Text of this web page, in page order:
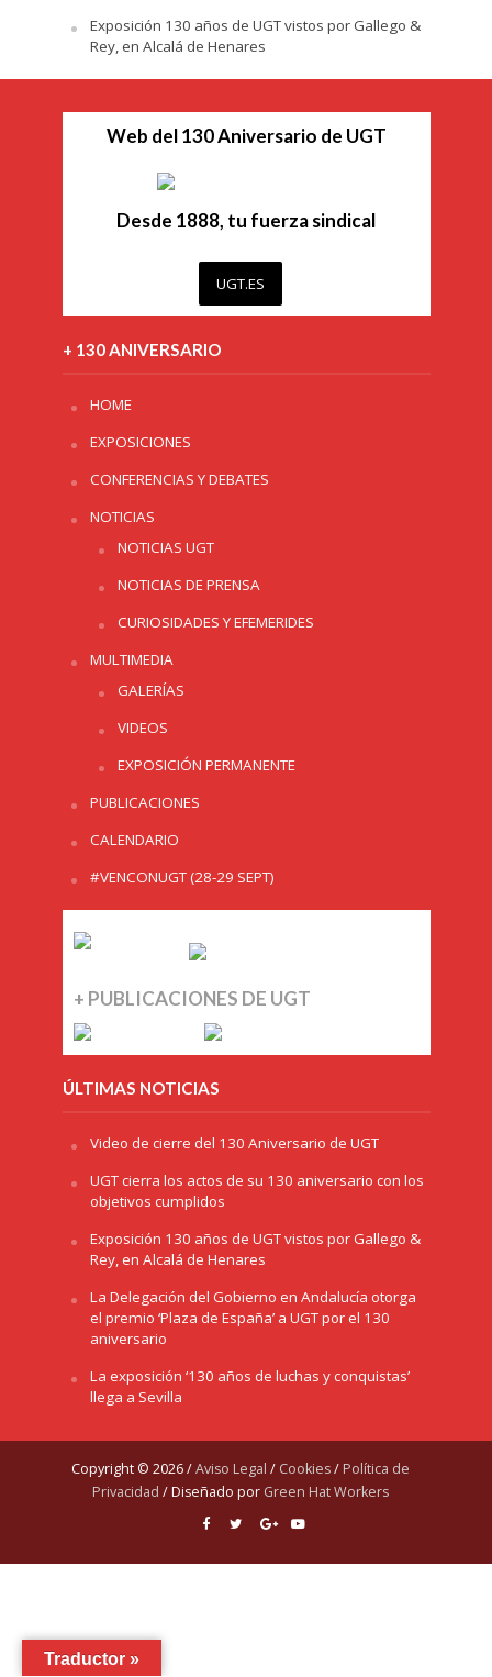
Exposición 130 años de UGT vistos por Gallego &
Rey, en Alcalá de Henares
Web del 130 Aniversario de UGT
Desde 1888, tu fuerza sindical
UGT.ES
+ 130 ANIVERSARIO
HOME
EXPOSICIONES
CONFERENCIAS Y DEBATES
NOTICIAS
NOTICIAS UGT
NOTICIAS DE PRENSA
CURIOSIDADES Y EFEMERIDES
MULTIMEDIA
GALERÍAS
VIDEOS
EXPOSICIÓN PERMANENTE
PUBLICACIONES
CALENDARIO
#VENCONUGT (28-29 SEPT)
+ PUBLICACIONES DE UGT
ÚLTIMAS NOTICIAS
Video de cierre del 130 Aniversario de UGT
UGT cierra los actos de su 130 aniversario con los
objetivos cumplidos
Exposición 130 años de UGT vistos por Gallego &
Rey, en Alcalá de Henares
La Delegación del Gobierno en Andalucía otorga
el premio ‘Plaza de España’ a UGT por el 130
aniversario
La exposición ‘130 años de luchas y conquistas’
llega a Sevilla
Copyright © 2026 /Aviso Legal / Cookies/ Política de
Privacidad / Diseñado por Green Hat Workers
Traductor »